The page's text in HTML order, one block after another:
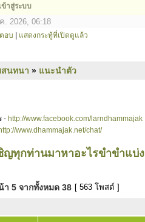
เข้าสู่ระบบ
. 2026, 06:18
อบ แสดงกระทู้ที่เปิดดูแล้ว
สนทนา » แนะนำตัว
- http://www.facebook.com/larndhammajak
http://www.dhammajak.net/chat/
ญทุกท่านมาหาอะไรขำขำแบ่
า 5 จากทั้งหมด 38 [ 563 โพสต์ ]